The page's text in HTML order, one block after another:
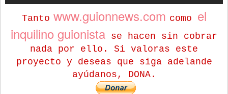
Tanto www.guionnews.com como el
inquilino guionista se hacen sin cobrar
nada por ello. Si valoras este
proyecto y deseas que siga adelande
ayúdanos, DONA.